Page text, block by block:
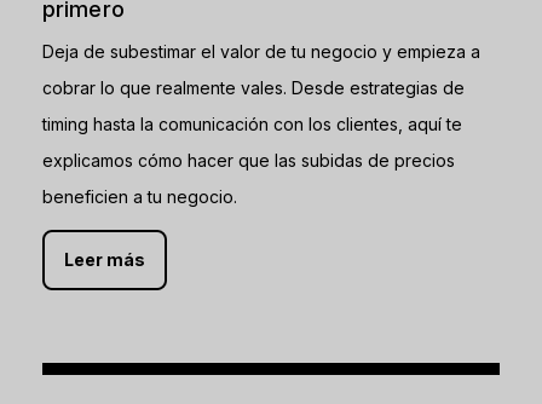
primero
Deja de subestimar el valor de tu negocio y empieza a
cobrar lo que realmente vales. Desde estrategias de
timing hasta la comunicación con los clientes, aquí te
explicamos cómo hacer que las subidas de precios
beneficien a tu negocio.
Leer más